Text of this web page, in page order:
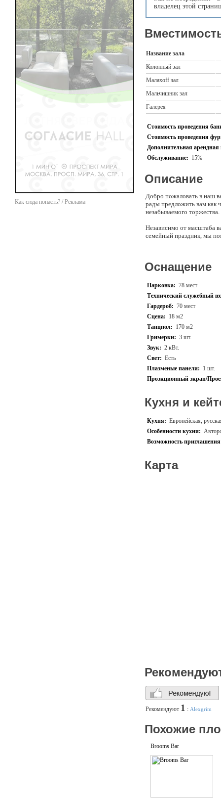
Как сюда попасть? / Реклама
владелец этой
Название зала
Колонный зал
Малахоff зал
Мальчишник зал
Галерея
Стоимость проведения
Стоимость проведения
Дополнительная
Обслуживание: 15%
Описание
Добро пожаловать в наш
рады предложить вам как
незабываемого торжества.
Независимо от масштаба
семейный праздник, мы
Позвольте нам
Оснащение
Парковка: 78 мест
Технический служебный
Гардероб: 70 мест
Сцена: 18 м2
Танцпол: 170 м2
Гримерки: 3 шт.
Звук: 2 кВт.
Свет: Есть
Плазменые панели: 1 шт.
Проэкционный экран/
Кухня и
Кухня: Европейская,
Особенности кухни:
Возможность приглашения
Карта
Рекомендуют 1 : Alexgrim
Похожие
Brooms Bar